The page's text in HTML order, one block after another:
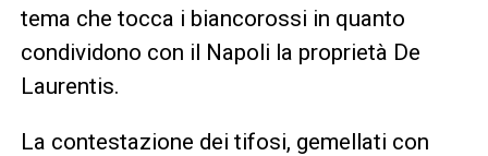
tema che tocca i biancorossi in quanto
condividono con il Napoli la proprietà De
Laurentis.
La contestazione dei tifosi, gemellati con